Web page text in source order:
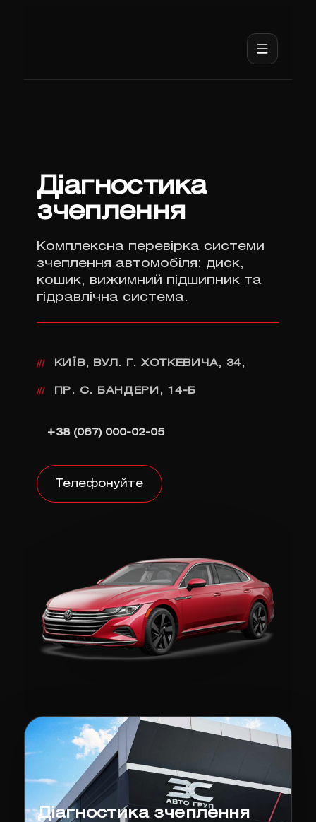
Діагностика
зчеплення
Комплексна перевірка системи
зчеплення автомобіля: диск,
кошик, вижимний підшипник та
гідравлічна система.
/// КИЇВ, ВУЛ. Г. ХОТКЕВИЧА, 34,
/// ПР. С. БАНДЕРИ, 14-Б
+38 (067) 000-02-05
Телефонуйте
Діагностика зчеплення